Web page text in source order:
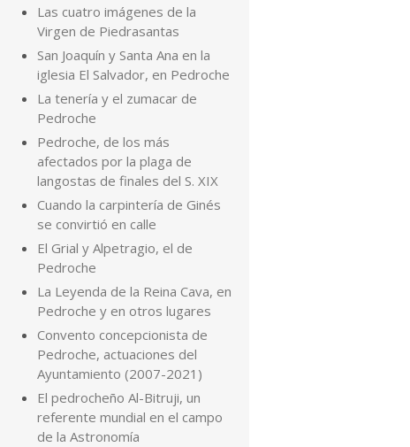
Las cuatro imágenes de la
Virgen de Piedrasantas
San Joaquín y Santa Ana en la
iglesia El Salvador, en Pedroche
La tenería y el zumacar de
Pedroche
Pedroche, de los más
afectados por la plaga de
langostas de finales del S. XIX
Cuando la carpintería de Ginés
se convirtió en calle
El Grial y Alpetragio, el de
Pedroche
La Leyenda de la Reina Cava, en
Pedroche y en otros lugares
Convento concepcionista de
Pedroche, actuaciones del
Ayuntamiento (2007-2021)
El pedrocheño Al-Bitruji, un
referente mundial en el campo
de la Astronomía